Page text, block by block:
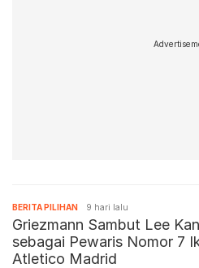
BERITA PILIHAN 9 hari lalu
Griezmann Sambut Lee
sebagai Pewaris Nomor 7
Atletico Madrid